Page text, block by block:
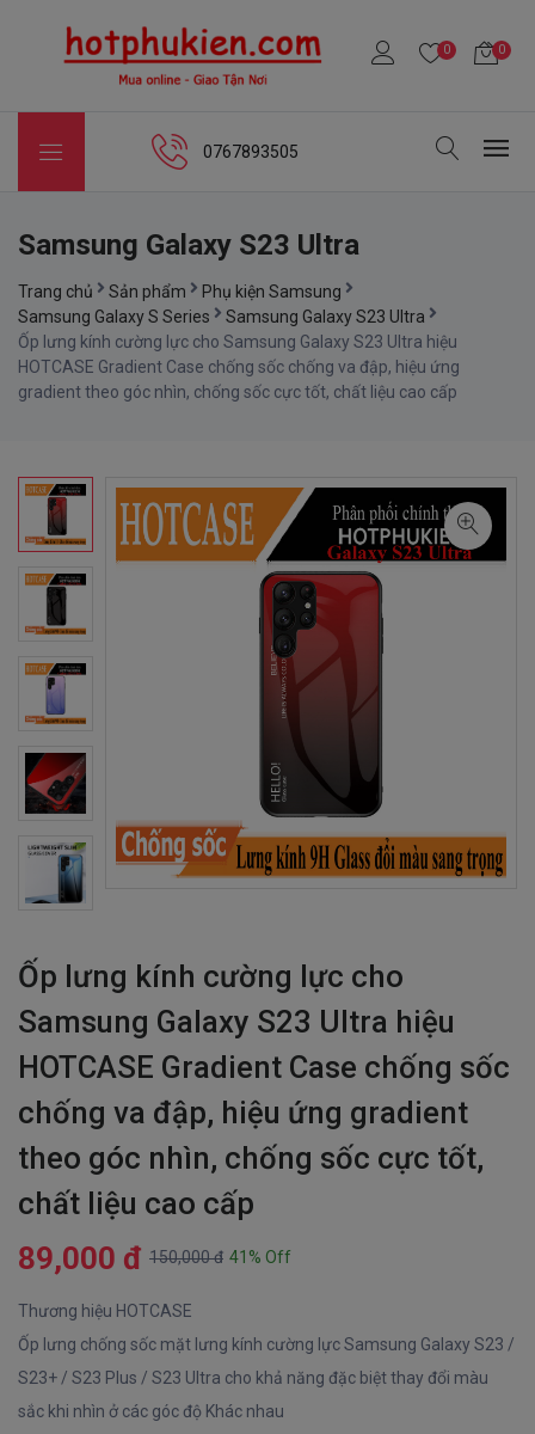
0 0
0767893505
Samsung Galaxy S23 Ultra
Trang chủ Sản phẩm
Phụ kiện Samsung
Samsung Galaxy S Series
Samsung Galaxy S23 Ultra
Ốp lưng kính cường lực cho Samsung Galaxy S23 Ultra hiệu
HOTCASE Gradient Case chống sốc chống va đập, hiệu ứng
gradient theo góc nhìn, chống sốc cực tốt, chất liệu cao cấp
Ốp lưng kính cường lực cho
Samsung Galaxy S23 Ultra hiệu
HOTCASE Gradient Case chống sốc
chống va đập, hiệu ứng gradient
theo góc nhìn, chống sốc cực tốt,
chất liệu cao cấp
89,000 đ 150,000 đ 41% Off
Thương hiệu HOTCASE
Ốp lưng chống sốc mặt lưng kính cường lực Samsung Galaxy S23 /
S23+ / S23 Plus / S23 Ultra cho khả năng đặc biệt thay đổi màu
sắc khi nhìn ở các góc độ Khác nhau